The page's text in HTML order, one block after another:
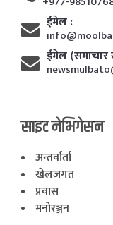
ईमेल :
ईमेल (समाचार
साइट नेभिगेसन
अन्तर्वार्ता
खेलजगत
प्रवास
मनोरञ्जन